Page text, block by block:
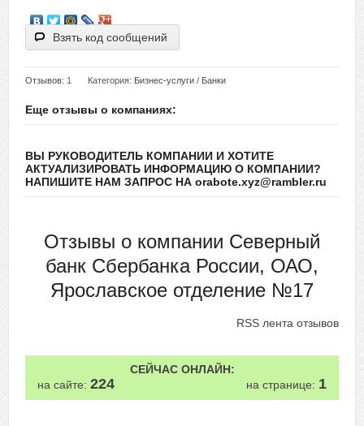
Взять код сообщений
Отзывов: 1 Категория: Бизнес-услуги / Банки
Еще отзывы о компаниях:
ВЫ РУКОВОДИТЕЛЬ КОМПАНИИ И ХОТИТЕ
АКТУАЛИЗИРОВАТЬ ИНФОРМАЦИЮ О КОМПАНИИ?
НАПИШИТЕ НАМ ЗАПРОС НА orabote.xyz@rambler.ru
Отзывы о компании Северный
банк Сбербанка России, ОАО,
Ярославское отделение №17
RSS лента отзывов
СЕЙЧАС ОНЛАЙН:
на сайте: 224 на странице: 1